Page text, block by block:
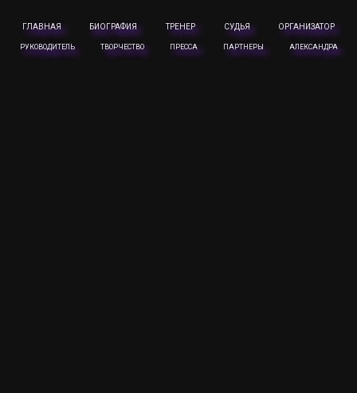
ГЛАВНАЯ БИОГРАФИЯ ТРЕНЕР СУДЬЯ ОРГАНИЗАТОР
РУКОВОДИТЕЛЬ ТВОРЧЕСТВО ПРЕССА ПАРТНЕРЫ АЛЕКСАНДРА